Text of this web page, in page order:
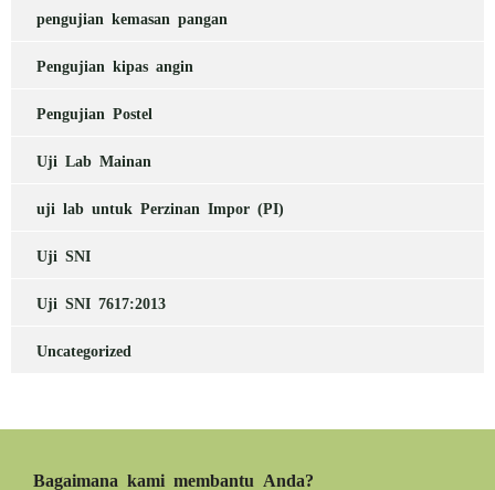
pengujian kemasan pangan
Pengujian kipas angin
Pengujian Postel
Uji Lab Mainan
uji lab untuk Perzinan Impor (PI)
Uji SNI
Uji SNI 7617:2013
Uncategorized
Bagaimana kami membantu Anda?